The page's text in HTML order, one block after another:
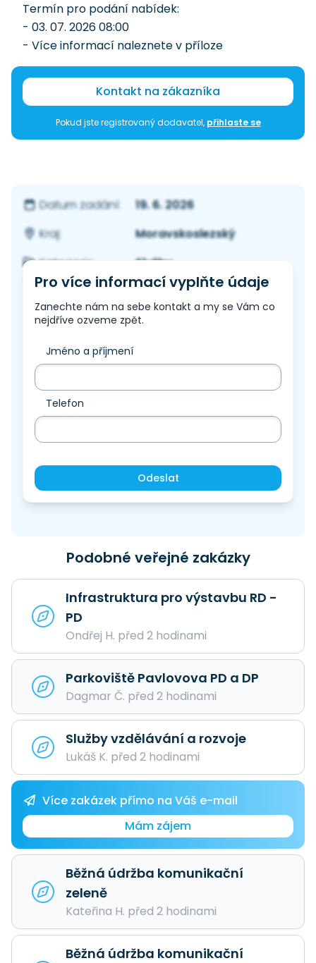
Termín pro podání nabídek:
- 03. 07. 2026 08:00
- Více informací naleznete v příloze
Kontakt na zákazníka
Pokud jste registrovaný dodavatel, přihlaste se
Datum zadání:
19. 6. 2026
Kraj:
Moravskoslezský
Kategorie:
Služby
Pro více informací vyplňte údaje
Zanechte nám na sebe kontakt a my se Vám co
nejdříve ozveme zpět.
Jméno a příjmení
Telefon
Odeslat
Podobné veřejné zakázky
Infrastruktura pro výstavbu RD -
PD
Ondřej H. před 2 hodinami
Parkoviště Pavlovova PD a DP
Dagmar Č. před 2 hodinami
Služby vzdělávání a rozvoje
Lukáš K. před 2 hodinami
Více zakázek přímo na Váš e-mail
Mám zájem
Běžná údržba komunikační
zeleně
Kateřina H. před 2 hodinami
Běžná údržba komunikační